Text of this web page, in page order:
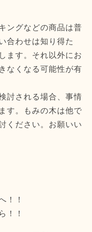
ングなどの商品は普
合わせは知り得た
ます。それ以外にお
なくなる可能性が有
討される場合、事情
す。もみの木は他で
ください。お願いい
！！
！！